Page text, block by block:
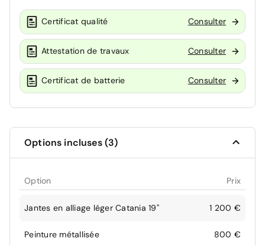
Certificat qualité Consulter
Attestation de travaux Consulter
Certificat de batterie Consulter
Options incluses (3)
Option Prix
Jantes en alliage léger Catania 19" 1 200 €
Peinture métallisée 800 €